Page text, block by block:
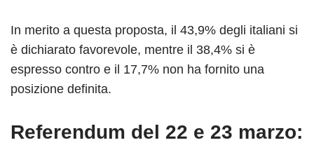
In merito a questa proposta, il 43,9% degli italiani si
è dichiarato favorevole, mentre il 38,4% si è
espresso contro e il 17,7% non ha fornito una
posizione definita.
Referendum del 22 e 23 marzo: